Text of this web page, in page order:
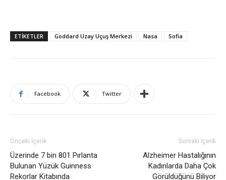
ETIKETLER Goddard Uzay Uçuş Merkezi Nasa Sofia
Facebook Twitter
Önceki İçerik
Üzerinde 7 bin 801 Pırlanta
Bulunan Yüzük Guinness
Rekorlar Kitabında
Sonraki İçerik
Alzheimer Hastalığının
Kadınlarda Daha Çok
Görüldüğünü Biliyor